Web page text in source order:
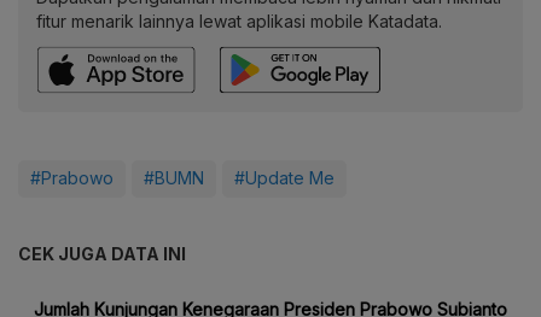
fitur menarik lainnya lewat aplikasi mobile Katadata.
#Prabowo #BUMN #Update Me
CEK JUGA DATA INI